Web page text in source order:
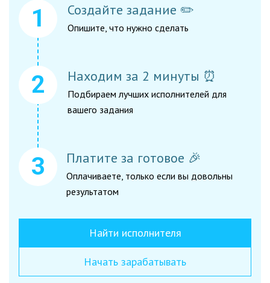
Создайте задание ✏️
Опишите, что нужно сделать
Находим за 2 минуты ⏰
Подбираем лучших исполнителей для
вашего задания
Платите за готовое 🎉
Оплачиваете, только если вы довольны
результатом
Найти исполнителя
Начать зарабатывать